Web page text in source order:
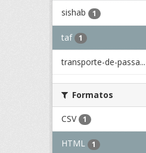
sishab 1
taf 1
transporte-de-passa...
Formatos
CSV 1
HTML 1